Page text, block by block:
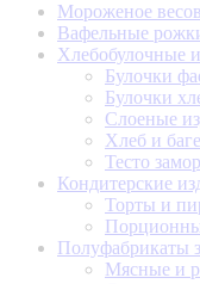
Мороженое
Вафельные
Хлебобулочные
Булочки
Булочки
Слоеные
Хлеб и
Тесто
Кондитерские
Торты и
Полуфабрикаты
Мясные и